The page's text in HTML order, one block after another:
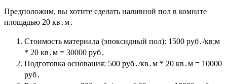
Предположим, вы хотите сделать наливной пол в комнате
площадью 20 кв․м․
Стоимость материала (эпоксидный пол): 1500 руб․/кв;м
* 20 кв․м = 30000 руб․
Подготовка основания: 500 руб․/кв․м * 20 кв․м = 10000
руб․